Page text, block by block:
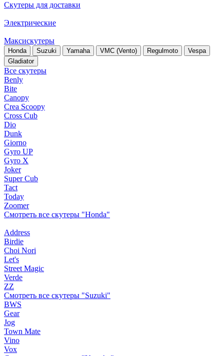
Скутеры для доставки
Электрические
Максискутеры
Honda Suzuki Yamaha VMC (Vento) Regulmoto
Vespa
Gladiator
Все скутеры
Benly
Bite
Canopy
Crea Scoopy
Cross Cub
Dio
Dunk
Giorno
Gyro UP
Gyro X
Joker
Super Cub
Tact
Today
Zoomer
Смотреть все скутеры "Honda"
Address
Birdie
Choi Nori
Let's
Street Magic
Verde
ZZ
Смотреть все скутеры "Suzuki"
BWS
Gear
Jog
Town Mate
Vino
Vox